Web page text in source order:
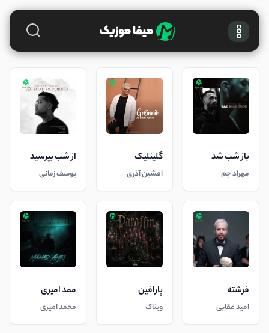
باز شب شد
مهراد جم
گلینلیک
افشین آذری
از شب بپرسید
یوسف زمانی
فرشته
امید عقابی
پارافین
ویناک
ممد امیری
محمد امیری